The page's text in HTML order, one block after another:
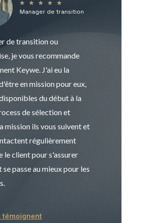
★ ★ ★ ★ ★
Manager de transition
de transition ou
je vous recommande
Keywe. J'ai eu la
en mission pour eux,
du début à la
de sélection et
mission ils vous suivent et
régulièrement
le client pour s'assurer
passe au mieux pour les
témoignent